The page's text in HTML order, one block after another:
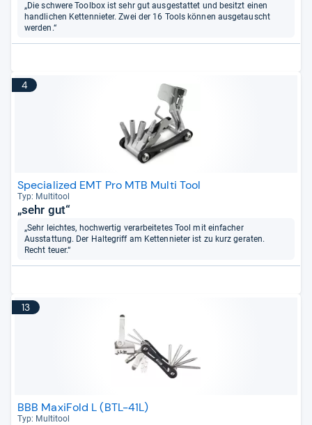
„Die schwere Toolbox ist sehr gut ausgestattet und besitzt einen
handlichen Kettennieter. Zwei der 16 Tools können ausgetauscht
werden.“
4
Specialized EMT Pro MTB Multi Tool
Typ: Mul­ti­tool
„sehr gut“
„Sehr leichtes, hochwertig verarbeitetes Tool mit einfacher
Ausstattung. Der Haltegriff am Kettennieter ist zu kurz geraten.
Recht teuer.“
13
BBB MaxiFold L (BTL-41L)
Typ: Mul­ti­tool